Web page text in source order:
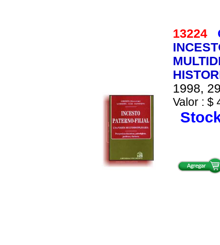
13224
1998,
Valor : $